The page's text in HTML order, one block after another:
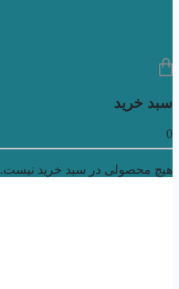
سبد خرید
0
هیچ محصولی در سبد خرید نیست.